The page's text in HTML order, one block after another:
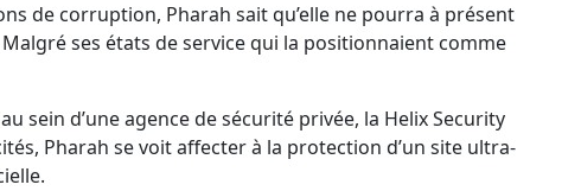
de corruption, Pharah sait qu’elle ne pourra à présent
ses états de service qui la positionnaient comme
sein d’une agence de sécurité privée, la Helix Security
Pharah se voit affecter à la protection d’un site ultra-